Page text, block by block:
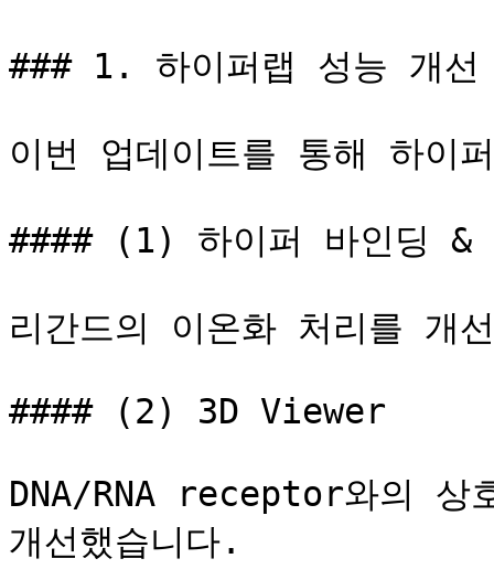
### 1. 하이퍼랩 성능 개선
이번 업데이트를 통해 하이
#### (1) 하이퍼 바인딩 &
리간드의 이온화 처리를 개
#### (2) 3D Viewer
DNA/RNA receptor와의 상
개선했습니다.